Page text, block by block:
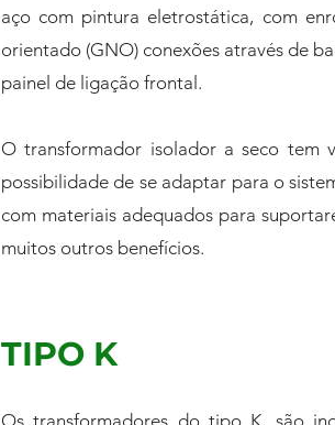
aço com pintura eletrostática, com
orientado (GNO) conexões através de
painel de ligação frontal.
O transformador isolador a seco tem
possibilidade de se adaptar para o
com materiais adequados para
muitos outros benefícios.
TIPO K
Os transformadores do tipo K, são